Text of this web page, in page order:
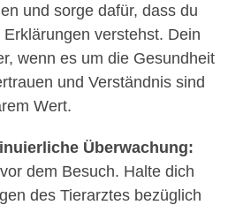
und sorge dafür, dass du
verstehst. Dein
wenn es um die Gesundheit
und Verständnis sind
Wert.
Überwachung:
dem Besuch. Halte dich
des Tierarztes bezüglich